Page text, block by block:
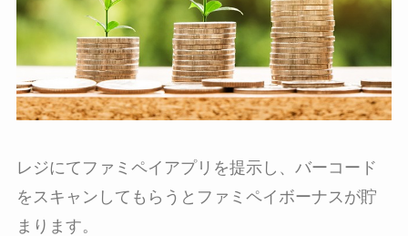
レジにてファミペイアプリを提示し、バーコード
をスキャンしてもらうとファミペイボーナスが貯
まります。